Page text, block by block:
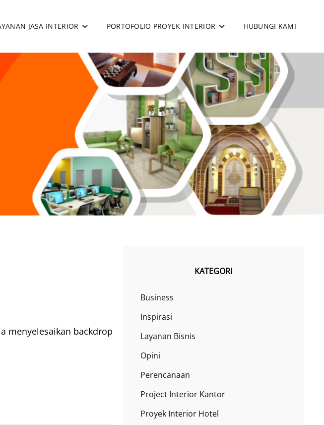
JASA INTERIOR PORTOFOLIO PROYEK INTERIOR HUBUNGI KAMI
menyelesaikan backdrop
KATEGORI
Business
Inspirasi
Layanan Bisnis
Opini
Perencanaan
Project Interior Kantor
Proyek Interior Hotel